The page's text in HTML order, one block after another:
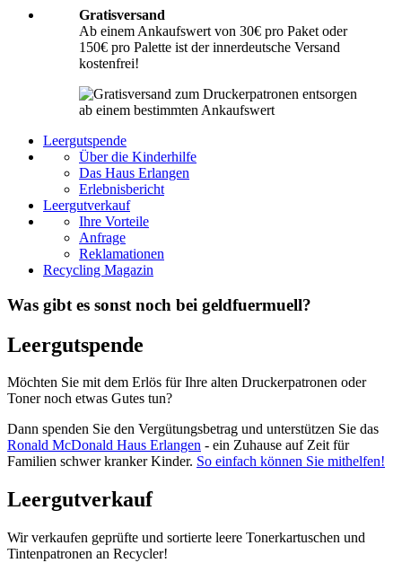
Gratisversand
Ab einem Ankaufswert von 30€ pro Paket oder
150€ pro Palette ist der innerdeutsche Versand
kostenfrei!
Leergutspende
Über die Kinderhilfe
Das Haus Erlangen
Erlebnisbericht
Leergutverkauf
Ihre Vorteile
Anfrage
Reklamationen
Recycling Magazin
Was gibt es sonst noch bei geldfuermuell?
Leergutspende
Möchten Sie mit dem Erlös für Ihre alten Druckerpatronen oder
Toner noch etwas Gutes tun?
Dann spenden Sie den Vergütungsbetrag und unterstützen Sie das
Ronald McDonald Haus Erlangen - ein Zuhause auf Zeit für
Familien schwer kranker Kinder. So einfach können Sie mithelfen!
Leergutverkauf
Wir verkaufen geprüfte und sortierte leere Tonerkartuschen und
Tintenpatronen an Recycler!